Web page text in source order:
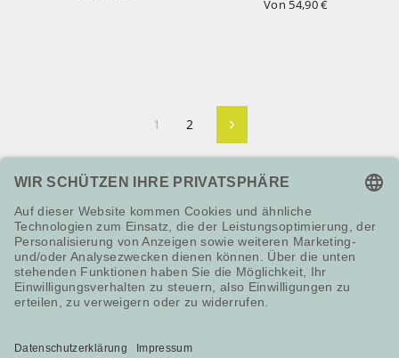
Von 54,90 €
1 2 Vorwärts
NEWSLETTER
HILFE & SERVICE